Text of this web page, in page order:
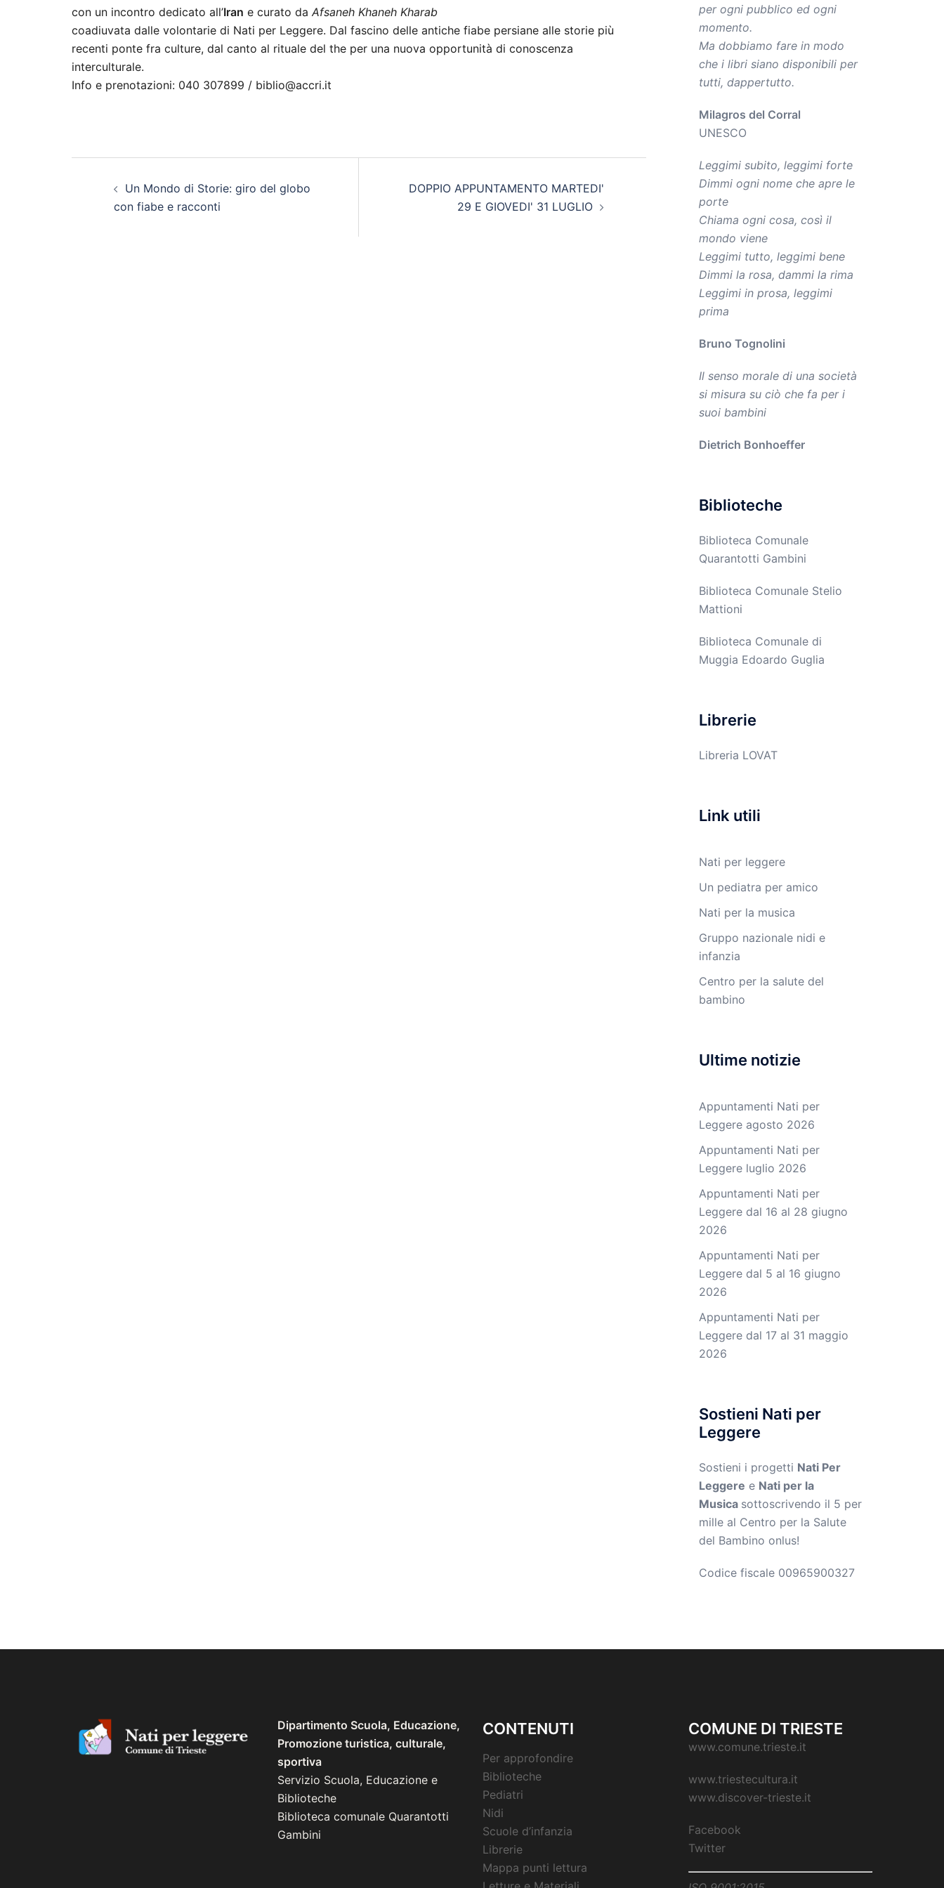
con un incontro dedicato all’Iran e curato da Afsaneh Khaneh Kharab
coadiuvata dalle volontarie di Nati per Leggere. Dal fascino delle antiche fiabe persiane alle storie più
recenti ponte fra culture, dal canto al rituale del the per una nuova opportunità di conoscenza
interculturale.
Info e prenotazioni: 040 307899 / biblio@accri.it
articolo
Un Mondo di Storie: giro del globo
con fiabe e racconti
DOPPIO APPUNTAMENTO MARTEDI'
29 E GIOVEDI' 31 LUGLIO
per ogni pubblico ed ogni
momento.
Ma dobbiamo fare in modo
che i libri siano disponibili per
tutti, dappertutto.
Milagros del Corral
UNESCO
Leggimi subito, leggimi forte
Dimmi ogni nome che apre le
porte
Chiama ogni cosa, così il
mondo viene
Leggimi tutto, leggimi bene
Dimmi la rosa, dammi la rima
Leggimi in prosa, leggimi
prima
Bruno Tognolini
Il senso morale di una società
si misura su ciò che fa per i
suoi bambini
Dietrich Bonhoeffer
Biblioteche
Biblioteca Comunale
Quarantotti Gambini
Biblioteca Comunale Stelio
Mattioni
Biblioteca Comunale di
Muggia Edoardo Guglia
Librerie
Libreria LOVAT
Link utili
Nati per leggere
Un pediatra per amico
Nati per la musica
Gruppo nazionale nidi e
infanzia
Centro per la salute del
bambino
Ultime notizie
Appuntamenti Nati per
Leggere agosto 2026
Appuntamenti Nati per
Leggere luglio 2026
Appuntamenti Nati per
Leggere dal 16 al 28 giugno
2026
Appuntamenti Nati per
Leggere dal 5 al 16 giugno
2026
Appuntamenti Nati per
Leggere dal 17 al 31 maggio
2026
Sostieni Nati per
Leggere
Sostieni i progetti Nati Per
Leggere e Nati per la
Musica sottoscrivendo il 5 per
mille al Centro per la Salute
del Bambino onlus!
Codice fiscale 00965900327
Dipartimento Scuola, Educazione,
Promozione turistica, culturale,
sportiva
Servizio Scuola, Educazione e
Biblioteche
Biblioteca comunale Quarantotti
Gambini
CONTENUTI
Per approfondire
Biblioteche
Pediatri
Nidi
Scuole d’infanzia
Librerie
Mappa punti lettura
COMUNE DI TRIESTE
www.comune.trieste.it
www.triestecultura.it
www.discover-trieste.it
Facebook
Twitter